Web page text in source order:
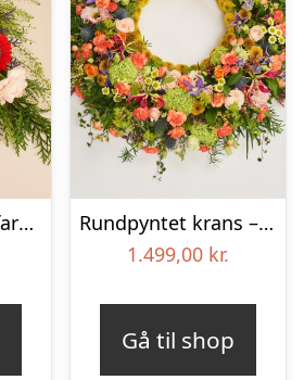
Bårebuket til et farverigt minde med bånd
Rundpyntet krans – Et farverigt farvel
1.499,00 kr.
Gå til shop